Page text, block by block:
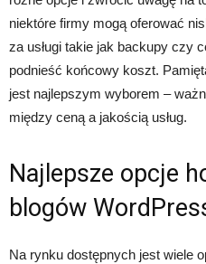
niektóre firmy mogą oferować
za usługi takie jak backupy czy
podnieść końcowy koszt.
jest najlepszym wyborem –
między ceną a jakością usług.
Najlepsze opcje
blogów
Na rynku dostępnych jest wiele